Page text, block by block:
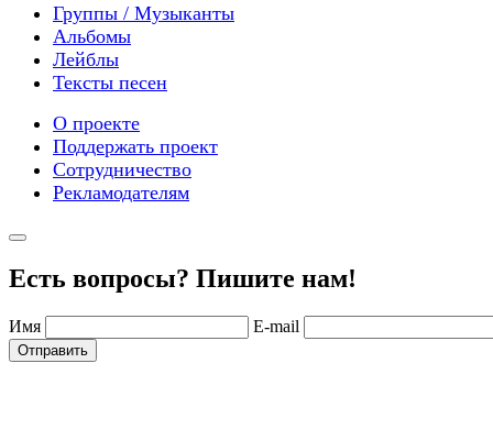
Группы / Музыканты
Альбомы
Лейблы
Тексты песен
О проекте
Поддержать проект
Сотрудничество
Рекламодателям
Есть вопросы? Пишите нам!
Имя E-mail